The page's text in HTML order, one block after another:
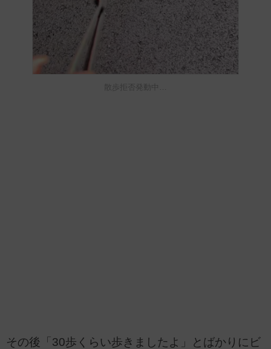
散歩拒否発動中…
その後「30歩くらい歩きましたよ」とばかりにビ